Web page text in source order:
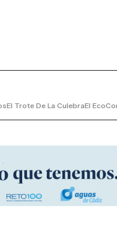
El Trote De La CulebraEl Eco